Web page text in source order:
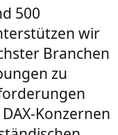
500
wir
Branchen
zu
Konzernen